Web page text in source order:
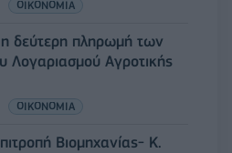
ΟΙΚΟΝΟΜΙΑ
δεύτερη πληρωμή των
Λογαριασμού Αγροτικής
ΟΙΚΟΝΟΜΙΑ
Βιομηχανίας- Κ.